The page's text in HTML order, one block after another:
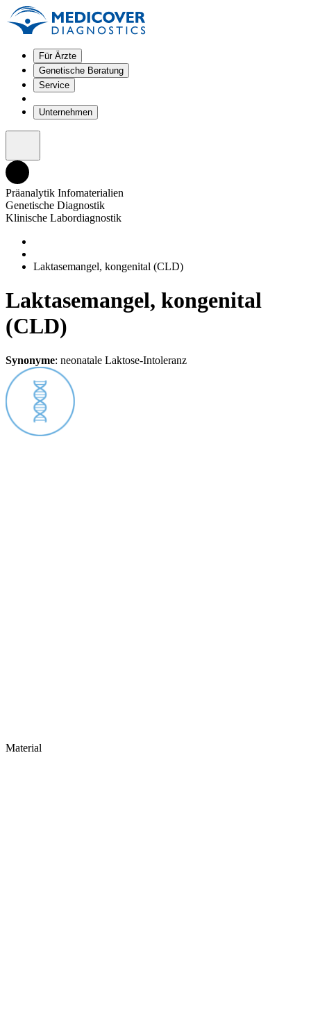
Für Ärzte
Genetische Beratung
Service
Unternehmen
Präanalytik Infomaterialien
Genetische Diagnostik
Klinische Labordiagnostik
Laktasemangel, kongenital (CLD)
Laktasemangel, kongenital
(CLD)
Synonyme: neonatale Laktose-Intoleranz
Material